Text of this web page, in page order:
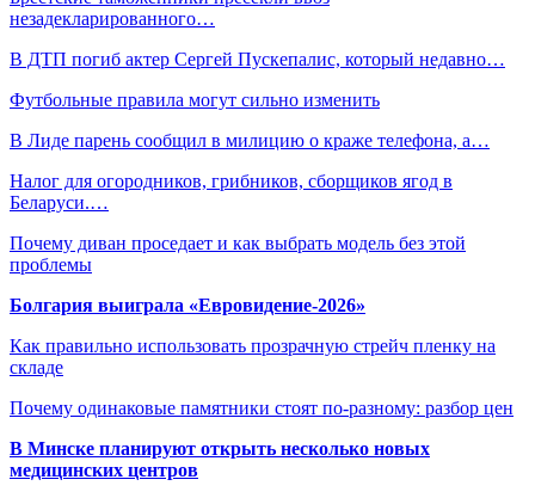
незадекларированного…
В ДТП погиб актер Сергей Пускепалис, который недавно…
Футбольные правила могут сильно изменить
В Лиде парень сообщил в милицию о краже телефона, а…
Налог для огородников, грибников, сборщиков ягод в
Беларуси.…
Почему диван проседает и как выбрать модель без этой
проблемы
Болгария выиграла «Евровидение-2026»
Как правильно использовать прозрачную стрейч пленку на
складе
Почему одинаковые памятники стоят по-разному: разбор цен
В Минске планируют открыть несколько новых
медицинских центров